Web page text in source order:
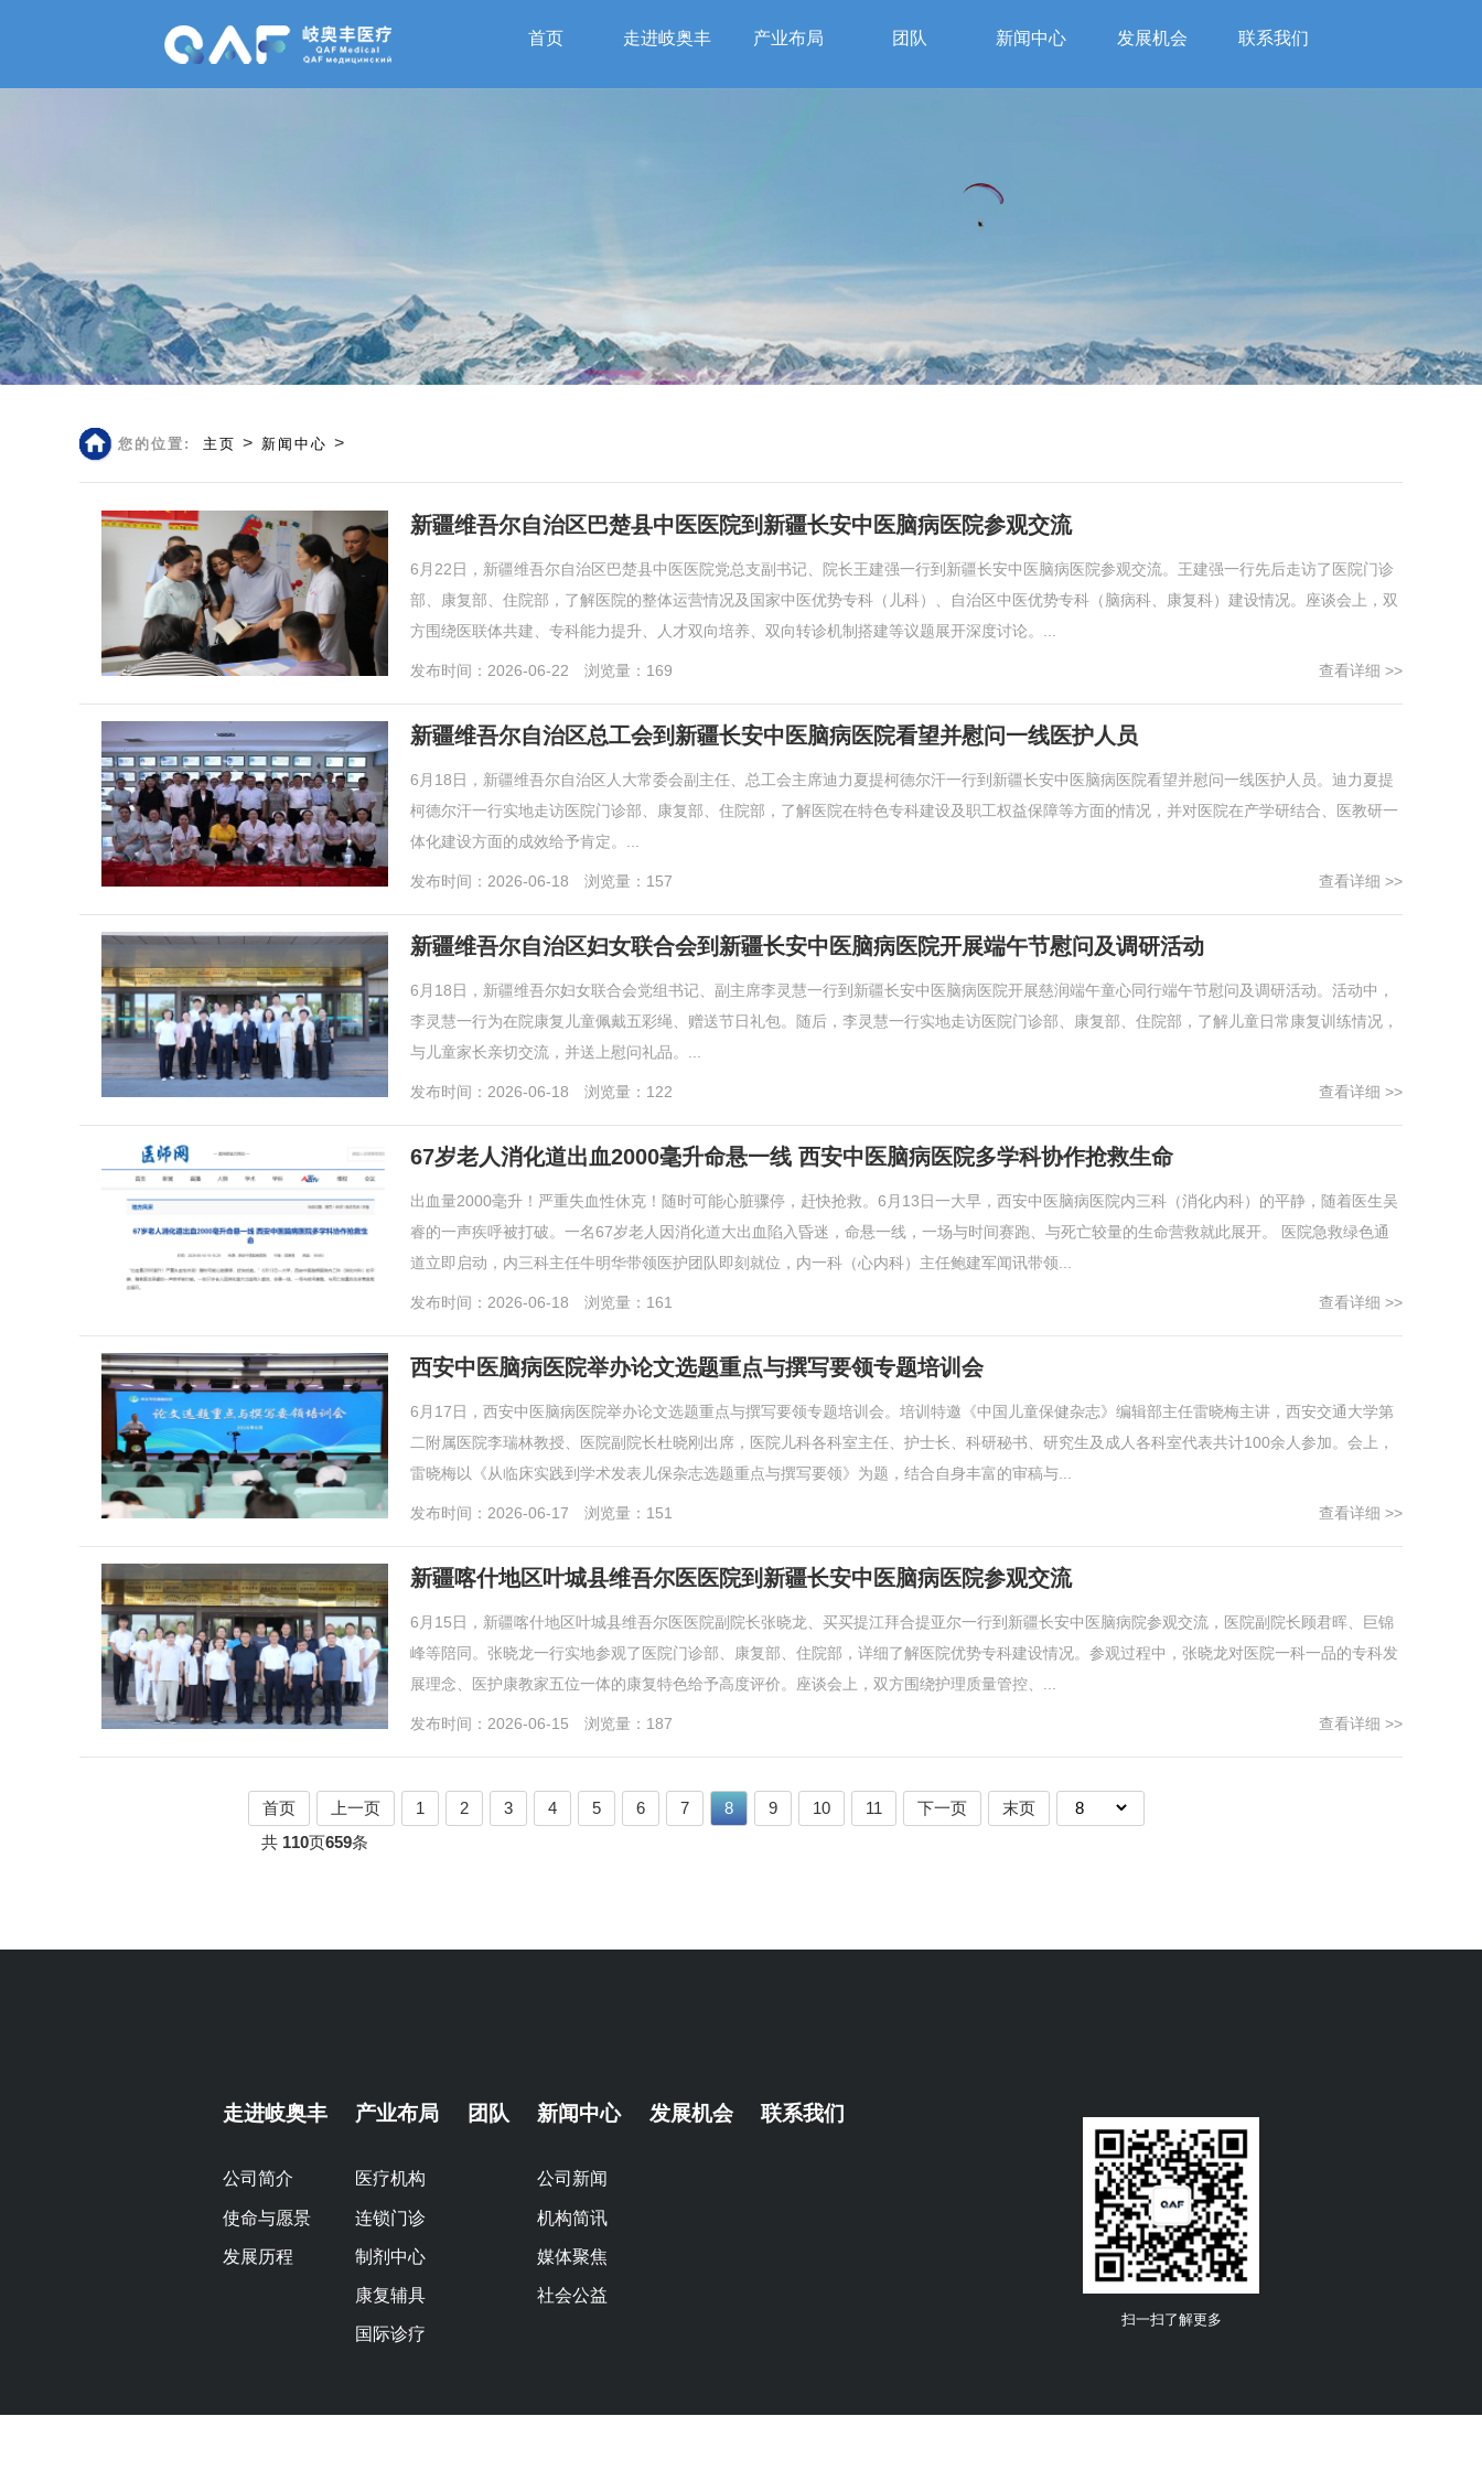
首页 走进岐奥丰 产业布局 团队 新闻中心 发展机会 联系我们
您的位置: 主页 > 新闻中心 >
新疆维吾尔自治区巴楚县中医医院到新疆长安中医脑病医院参观交流
6月22日，新疆维吾尔自治区巴楚县中医医院党总支副书记、院长王建强一行到新疆长安中医脑病医院参观交流。王建强一行先后走访了医院门诊
部、康复部、住院部，了解医院的整体运营情况及国家中医优势专科（儿科）、自治区中医优势专科（脑病科、康复科）建设情况。座谈会上，双
方围绕医联体共建、专科能力提升、人才双向培养、双向转诊机制搭建等议题展开深度讨论。...
发布时间：2026-06-22 浏览量：169 查看详细 >>
新疆维吾尔自治区总工会到新疆长安中医脑病医院看望并慰问一线医护人员
6月18日，新疆维吾尔自治区人大常委会副主任、总工会主席迪力夏提柯德尔汗一行到新疆长安中医脑病医院看望并慰问一线医护人员。迪力夏提
柯德尔汗一行实地走访医院门诊部、康复部、住院部，了解医院在特色专科建设及职工权益保障等方面的情况，并对医院在产学研结合、医教研一
体化建设方面的成效给予肯定。...
发布时间：2026-06-18 浏览量：157 查看详细 >>
新疆维吾尔自治区妇女联合会到新疆长安中医脑病医院开展端午节慰问及调研活动
6月18日，新疆维吾尔妇女联合会党组书记、副主席李灵慧一行到新疆长安中医脑病医院开展慈润端午童心同行端午节慰问及调研活动。活动中，
李灵慧一行为在院康复儿童佩戴五彩绳、赠送节日礼包。随后，李灵慧一行实地走访医院门诊部、康复部、住院部，了解儿童日常康复训练情况，
与儿童家长亲切交流，并送上慰问礼品。...
发布时间：2026-06-18 浏览量：122 查看详细 >>
67岁老人消化道出血2000毫升命悬一线 西安中医脑病医院多学科协作抢救生命
出血量2000毫升！严重失血性休克！随时可能心脏骤停，赶快抢救。6月13日一大早，西安中医脑病医院内三科（消化内科）的平静，随着医生吴
睿的一声疾呼被打破。一名67岁老人因消化道大出血陷入昏迷，命悬一线，一场与时间赛跑、与死亡较量的生命营救就此展开。 医院急救绿色通
道立即启动，内三科主任牛明华带领医护团队即刻就位，内一科（心内科）主任鲍建军闻讯带领...
发布时间：2026-06-18 浏览量：161 查看详细 >>
西安中医脑病医院举办论文选题重点与撰写要领专题培训会
6月17日，西安中医脑病医院举办论文选题重点与撰写要领专题培训会。培训特邀《中国儿童保健杂志》编辑部主任雷晓梅主讲，西安交通大学第
二附属医院李瑞林教授、医院副院长杜晓刚出席，医院儿科各科室主任、护士长、科研秘书、研究生及成人各科室代表共计100余人参加。会上，
雷晓梅以《从临床实践到学术发表儿保杂志选题重点与撰写要领》为题，结合自身丰富的审稿与...
发布时间：2026-06-17 浏览量：151 查看详细 >>
新疆喀什地区叶城县维吾尔医医院到新疆长安中医脑病医院参观交流
6月15日，新疆喀什地区叶城县维吾尔医医院副院长张晓龙、买买提江拜合提亚尔一行到新疆长安中医脑病院参观交流，医院副院长顾君晖、巨锦
峰等陪同。张晓龙一行实地参观了医院门诊部、康复部、住院部，详细了解医院优势专科建设情况。参观过程中，张晓龙对医院一科一品的专科发
展理念、医护康教家五位一体的康复特色给予高度评价。座谈会上，双方围绕护理质量管控、...
发布时间：2026-06-15 浏览量：187 查看详细 >>
首页 上一页 1 2 3 4 5 6 7 8 9 10 11 下一页
末页
共 110页659条
走进岐奥丰
公司简介
使命与愿景
发展历程
产业布局
医疗机构
连锁门诊
制剂中心
康复辅具
国际诊疗
团队 新闻中心
公司新闻
机构简讯
媒体聚焦
社会公益
发展机会 联系我们
扫一扫了解更多